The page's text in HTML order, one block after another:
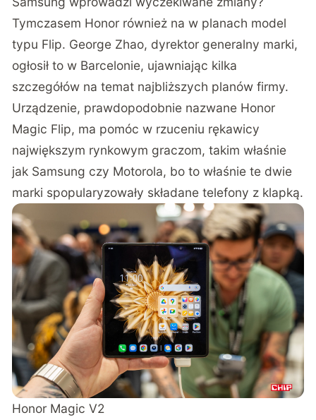
Tymczasem Honor również na w planach model
typu Flip. George Zhao, dyrektor generalny marki,
ogłosił to w Barcelonie, ujawniając kilka
szczegółów na temat najbliższych planów firmy.
Urządzenie, prawdopodobnie nazwane Honor
Magic Flip, ma pomóc w rzuceniu rękawicy
największym rynkowym graczom, takim właśnie
jak Samsung czy Motorola, bo to właśnie te dwie
marki spopularyzowały składane telefony z klapką.
Honor Magic V2